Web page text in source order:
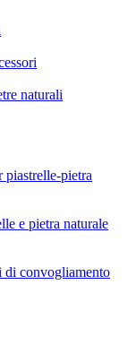
naturali
piastrelle-pietra
e pietra naturale
di convogliamento